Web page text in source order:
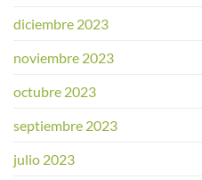
diciembre 2023
noviembre 2023
octubre 2023
septiembre 2023
julio 2023